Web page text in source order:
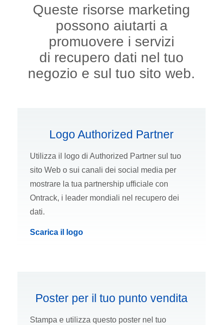
Queste risorse marketing
possono aiutarti a
promuovere i servizi
di recupero dati nel tuo
negozio e sul tuo sito web.
Logo Authorized Partner
Utilizza il logo di Authorized Partner sul tuo
sito Web o sui canali dei social media per
mostrare la tua partnership ufficiale con
Ontrack, i leader mondiali nel recupero dei
dati.
Scarica il logo
Poster per il tuo punto vendita
Stampa e utilizza questo poster nel tuo